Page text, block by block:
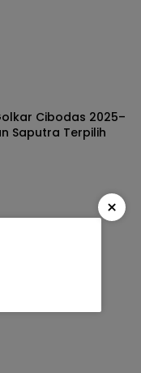
Cibodas 2025–
Saputra Terpilih
×